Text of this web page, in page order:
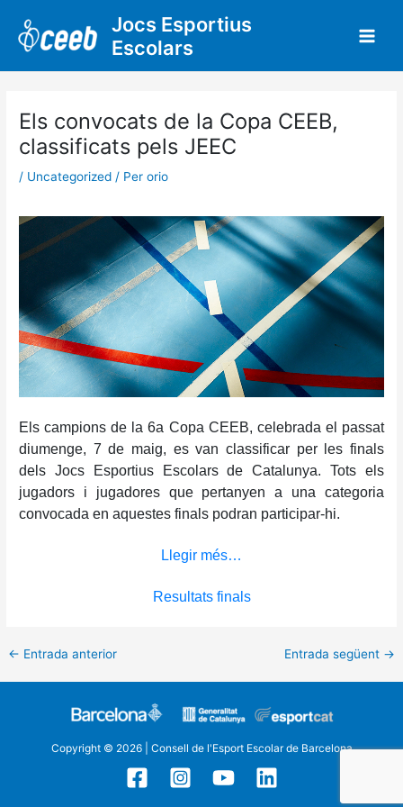
contingut
Jocs Esportius
Escolars
Els convocats de la Copa CEEB,
classificats pels JEEC
/ Uncategorized / Per orio
Els campions de la 6a Copa CEEB, celebrada el passat
diumenge, 7 de maig, es van classificar per les finals
dels Jocs Esportius Escolars de Catalunya. Tots els
jugadors i jugadores que pertanyen a una categoria
convocada en aquestes finals podran participar-hi.
Llegir més…
Resultats finals
← Entrada anterior Entrada següent →
Copyright © 2026 | Consell de l'Esport Escolar de Barcelona